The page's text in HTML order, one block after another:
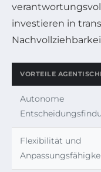
investieren in
VORTEILE
Autonome
Flexibilität und